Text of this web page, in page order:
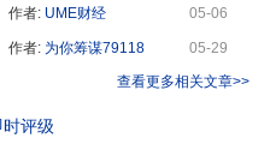
作者: UME财经 05-06
作者: 为你筹谋79118
05-29
查看更多相关文章>>
时评级